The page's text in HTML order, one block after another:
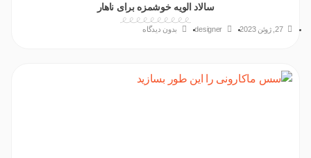
سالاد الویه خوشمزه برای ناهار
27, ژوئن 2023 designer بدون دیدگاه